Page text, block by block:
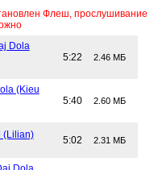
Флеш, прослушивание
Dola
5:22 2.46 МБ
(Kieu
5:40 2.60 МБ
(Lilian)
5:02 2.31 МБ